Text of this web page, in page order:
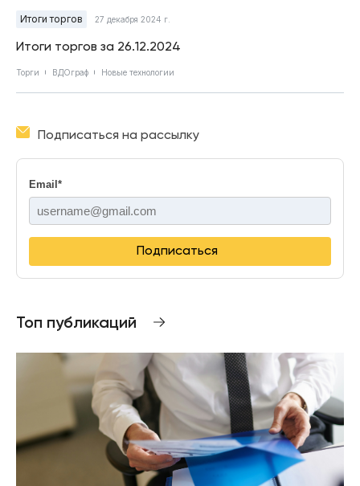
Итоги торгов 27 декабря 2024 г.
Итоги торгов за 26.12.2024
Торги ВДОграф Новые технологии
Подписаться на рассылку
Email *
Подписаться
Топ публикаций